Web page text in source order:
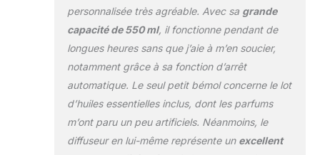
et les collègues de travail Super
silencieux : grâce à la technologie
avancée à ultrasons en céramique,
pas de bruit gênant lors de la
brumisation. Il ne perturbera pas votre
sommeil ou votre travail, ajoutez
l'huile essentielle que vous aimez,
libère un parfum agréable, afin que
vous puissiez vivre plus de joie.
personnalisée très agréable. Avec sa grande
capacité de 550 ml, il fonctionne pendant de
longues heures sans que j’aie à m’en soucier,
notamment grâce à sa fonction d’arrêt
automatique. Le seul petit bémol concerne le lot
d’huiles essentielles inclus, dont les parfums
m’ont paru un peu artificiels. Néanmoins, le
diffuseur en lui-même représente un excellent